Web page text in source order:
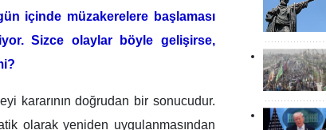
içinde müzakerelere başlaması
Sizce olaylar böyle gelişirse,
kararının doğrudan bir sonucudur.
olarak yeniden uygulanmasından